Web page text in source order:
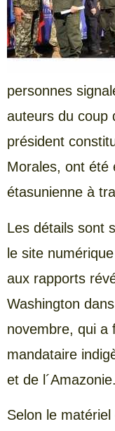
personnes
auteurs du coup
président
Morales, ont été
étasunienne à
Les détails sont
le site
aux rapports
Washington
novembre, qui a
mandataire
et de l´Amazonie.
Selon le